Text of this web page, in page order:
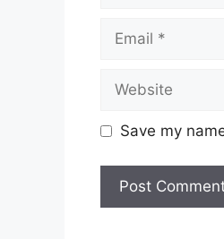
Email
Website
Save my